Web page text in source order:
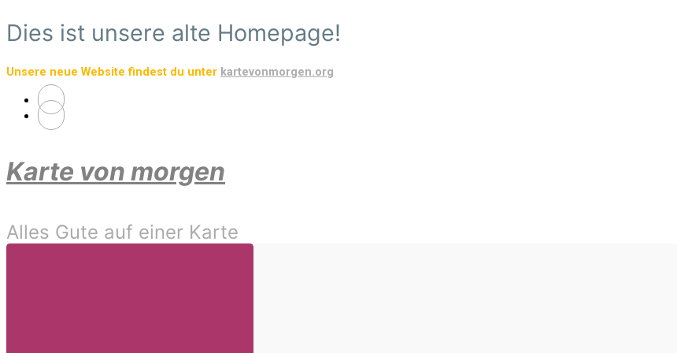
Zum
Hauptinhalt
Dies ist unsere alte Homepage!
Unsere neue Website findest du unter kartevonmorgen.org
Karte von morgen
Alles Gute auf einer Karte